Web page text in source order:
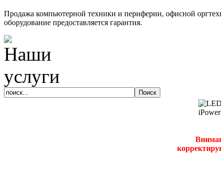
Продажа компьютерной техники и периферии, офисной
оборудование предоставляется гарантия.